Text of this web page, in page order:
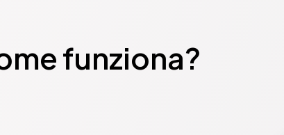
funziona?